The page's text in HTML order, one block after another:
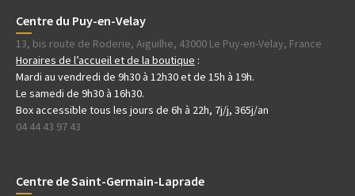
Centre du Puy-en-Velay
13, bis route de Roderie, Aiguilhe, 43000 Le Puy-en-Velay, France
Horaires de l’accueil et de la boutique :
Mardi au vendredi de 9h30 à 12h30 et de 15h à 19h.
Le samedi de 9h30 à 16h30.
Box accessible tous les jours de 6h à 22h, 7j/j, 365j/an
04 44 43 97 43
Centre de Saint-Germain-Laprade